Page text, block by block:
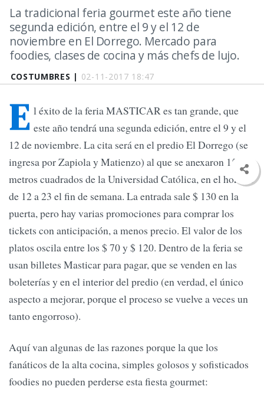
COSTUMBRES | 02-11-2017 18:47
La tradicional feria gourmet este año tiene
segunda edición, entre el 9 y el 12 de
noviembre en El Dorrego. Mercado para
foodies, clases de cocina y más chefs de lujo.
E l éxito de la feria MASTICAR es tan grande, que
este año tendrá una segunda edición, entre el 9 y el
12 de noviembre. La cita será en el predio El Dorrego (se
ingresa por Zapiola y Matienzo) al que se anexaron 15.000
metros cuadrados de la Universidad Católica, en el horario
de 12 a 23 el fin de semana. La entrada sale $ 130 en la
puerta, pero hay varias promociones para comprar los
tickets con anticipación, a menos precio. El valor de los
platos oscila entre los $ 70 y $ 120. Dentro de la feria se
usan billetes Masticar para pagar, que se venden en las
boleterías y en el interior del predio (en verdad, el único
aspecto a mejorar, porque el proceso se vuelve a veces un
tanto engorroso).
Aquí van algunas de las razones porque la que los
fanáticos de la alta cocina, simples golosos y sofisticados
foodies no pueden perderse esta fiesta gourmet: